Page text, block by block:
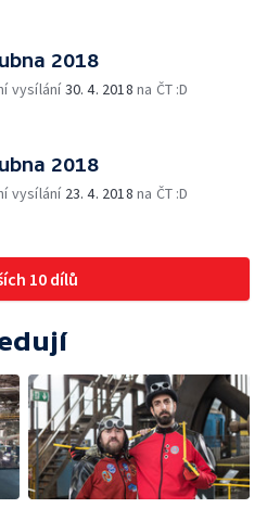
2018
vysílání30. 4. 2018 na ČT :D
2018
vysílání 23. 4. 2018 na ČT :D
10 dílů